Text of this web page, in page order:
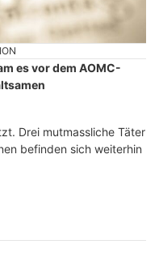
es vor dem AOMC-
Drei mutmassliche Täter
befinden sich weiterhin